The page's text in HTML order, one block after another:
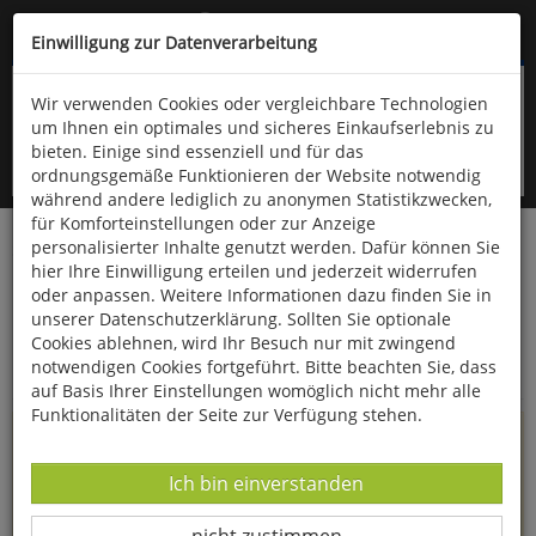
Kompletten Head der Seite überspringen
oder (06766) 9323-960
Startseite Informationen
Uppps...
Sie sind weitergeleitet worden !
haben zu öffnen, gibt es leider nicht mehr in unserem
Einwilligung zur Datenverarbeitung
Wir verwenden Cookies oder vergleichbare Technologien
um Ihnen ein optimales und sicheres Einkaufserlebnis zu
bieten. Einige sind essenziell und für das
ordnungsgemäße Funktionieren der Website notwendig
während andere lediglich zu anonymen Statistikzwecken,
für Komforteinstellungen oder zur Anzeige
personalisierter Inhalte genutzt werden. Dafür können Sie
hier Ihre Einwilligung erteilen und jederzeit widerrufen
oder anpassen. Weitere Informationen dazu finden Sie in
unserer Datenschutzerklärung. Sollten Sie optionale
Cookies ablehnen, wird Ihr Besuch nur mit zwingend
notwendigen Cookies fortgeführt. Bitte beachten Sie, dass
auf Basis Ihrer Einstellungen womöglich nicht mehr alle
Funktionalitäten der Seite zur Verfügung stehen.
Datenverarbeitung -
Ich bin einverstanden